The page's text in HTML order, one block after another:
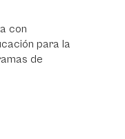
con
para la
de